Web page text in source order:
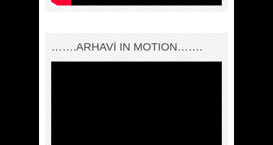
…….ARHAVI IN MOTION…….